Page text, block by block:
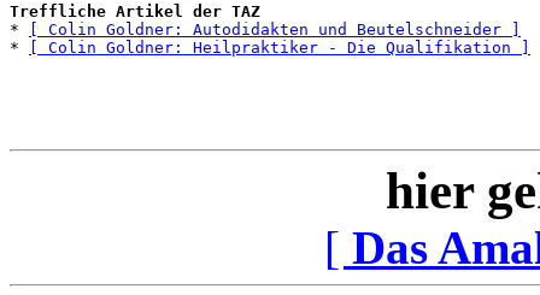
Treffliche Artikel der TAZ
*
[ Colin Goldner: Autodidakten und Beutelschneider ]
*
[ Colin Goldner: Heilpraktiker - Die Qualifikation ]
hier
[ Das